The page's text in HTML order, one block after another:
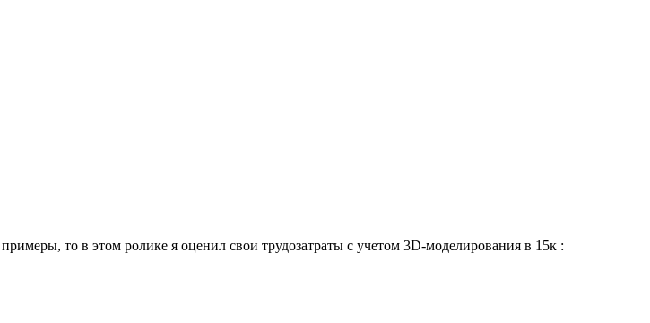
то в этом ролике я оценил свои трудозатраты с учетом 3D-моделирования в 15к :